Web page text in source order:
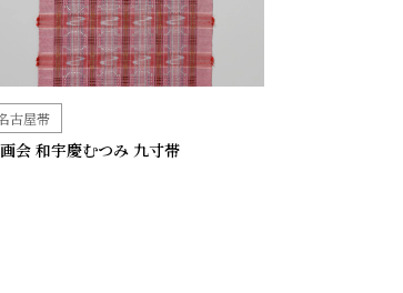
古屋帯
会 和宇慶むつみ 九寸帯